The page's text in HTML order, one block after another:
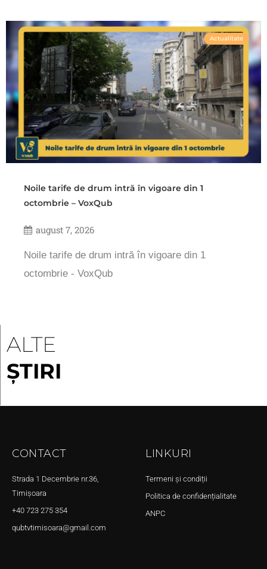
Actualitate
Noile tarife de drum intră în vigoare din 1
octombrie – VoxQub
august 7, 2026
Noile tarife de drum intră în vigoare din 1
octombrie - VoxQub
ALTE
ȘTIRI
CONTACT
Strada 1 Decembrie nr.36,
Timișoara
+40 723 275 354
qubtvtimisoara@gmail.com
LINKURI
Termeni și condiții
Politica de confidențialitate
ANPC